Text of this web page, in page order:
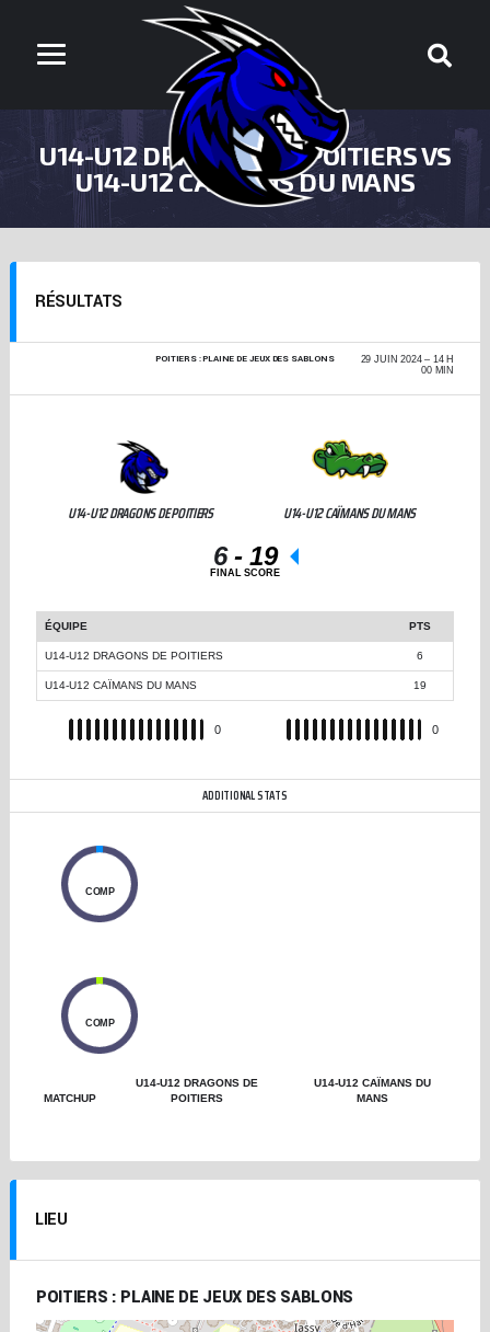
U14-U12 DRAGONS DE POITIERS VS
U14-U12 CAÏMANS DU MANS
RÉSULTATS
POITIERS : PLAINE DE JEUX DES SABLONS 29 JUIN 2024
14 H
00 MIN
U14-U12 DRAGONS DE POITIERS U14-U12 CAÏMANS DU MANS
6- 19
FINAL SCORE
ÉQUIPE PTS
U14-U12 DRAGONS DE POITIERS 6
U14-U12 CAÏMANS DU MANS 19
0 0
ADDITIONAL STATS
COMP
COMP
MATCHUP
U14-U12 DRAGONS DE
POITIERS
U14-U12 CAÏMANS DU
MANS
LIEU
POITIERS : PLAINE DE JEUX DES SABLONS